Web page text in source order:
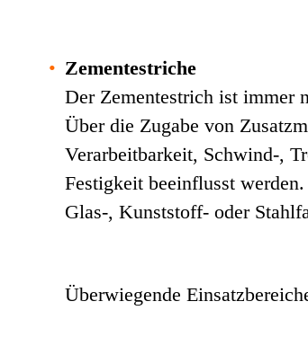
• Zementestriche
Der Zementestrich ist immer
Über die Zugabe von
Verarbeitbarkeit, Schwind-,
Festigkeit beeinflusst
Glas-, Kunststoff- oder
Überwiegende